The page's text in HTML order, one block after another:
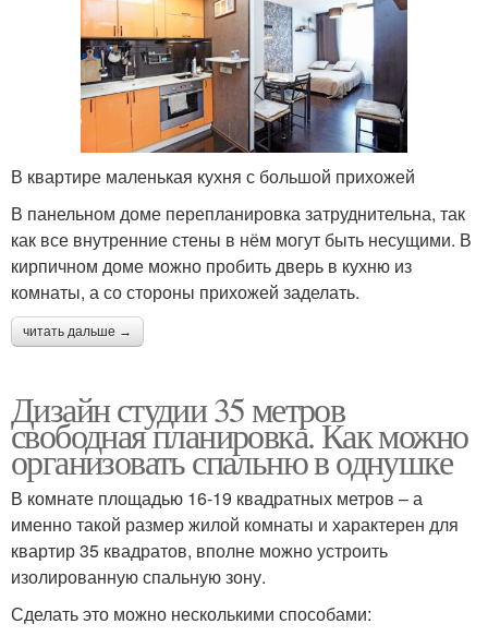
В квартире маленькая кухня с большой прихожей
В панельном доме перепланировка затруднительна, так
как все внутренние стены в нём могут быть несущими. В
кирпичном доме можно пробить дверь в кухню из
комнаты, а со стороны прихожей заделать.
читать дальше →
Дизайн студии 35 метров
свободная планировка. Как можно
организовать спальню в однушке
В комнате площадью 16-19 квадратных метров – а
именно такой размер жилой комнаты и характерен для
квартир 35 квадратов, вполне можно устроить
изолированную спальную зону.
Сделать это можно несколькими способами: